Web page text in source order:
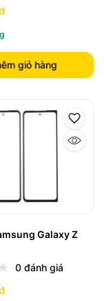
giỏ hàng
Galaxy Z
0 đánh giá